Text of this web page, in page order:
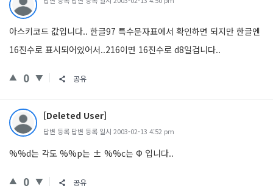
아스키코드 값입니다.. 한글97 특수문자표에서 확인하면 되지만 한글엔
16진수로 표시되어있어서..216이면 16진수로 d8일겁니다..
0 공유
[Deleted User]
답변 등록 답변 등록 일시 2003-02-13 4:52 pm
%%d는 각도 %%p는 ± %%c는 Φ 입니다..
0 공유